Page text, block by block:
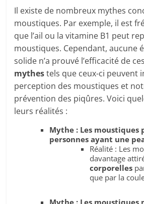
Il existe de nombreux mythes
moustiques. Par exemple, il est
que l’ail ou la vitamine B1 peut
moustiques. Cependant, aucune
solide n’a prouvé l’efficacité de
mythestels que ceux-ci peuvent
perception des moustiques et
prévention des piqûres. Voici
leurs réalités :
Mythe : Les moustiques
personnes ayant une
Réalité : Les
davantage
corporelles
que par la